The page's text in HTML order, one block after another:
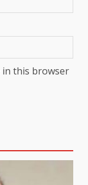
in this browser